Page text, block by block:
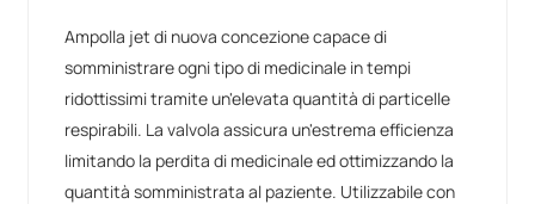
Ampolla jet di nuova concezione capace di
somministrare ogni tipo di medicinale in tempi
ridottissimi tramite un'elevata quantità di particelle
respirabili. La valvola assicura un'estrema efficienza
limitando la perdita di medicinale ed ottimizzando la
quantità somministrata al paziente. Utilizzabile con